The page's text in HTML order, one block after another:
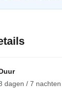
dagen / 7 nachten